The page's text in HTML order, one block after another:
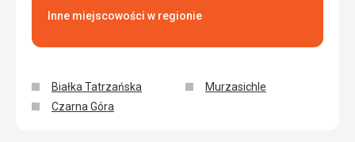
Inne miejscowości w regionie
Białka Tatrzańska
Czarna Góra
Murzasichle